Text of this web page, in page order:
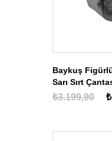
Baykuş
Sarı Sırt
Seyahat)
₺3.199,90